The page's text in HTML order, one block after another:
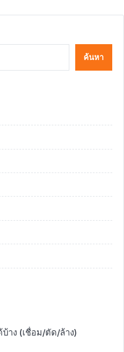
ค้นหา
บ้าง (เชื่อม/ตัด/ล้าง)